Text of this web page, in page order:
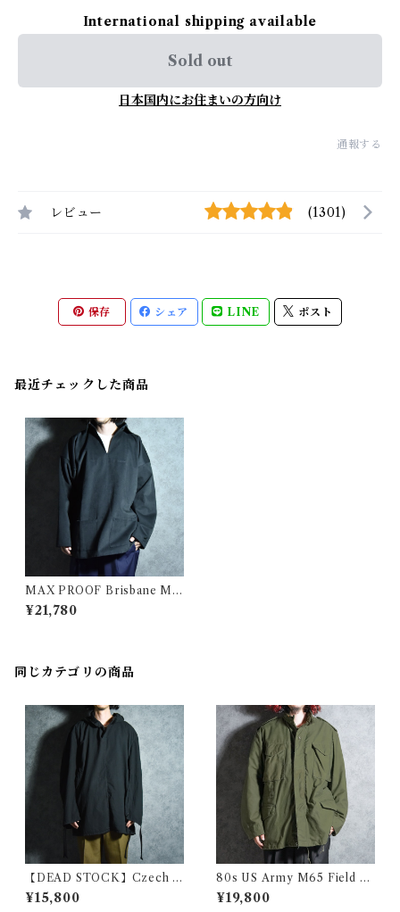
International shipping available
Sold out
日本国内にお住まいの方向け
通報する
レビュー (1301)
保存 シェア LINE ポスト
最近チェックした商品
MAX PROOF Brisbane Mo
ss Mole Skin Smock Shirts
Made in UK Black ブリスベ
¥21,780
同じカテゴリの商品
【DEAD STOCK】Czech A
rmy Cotton Snow Camoufl
age Parka チェコ軍 コットン
¥15,800
80s US Army M65 Field Ja
cket 3rd model アメリカ軍
M65 フィールド ジャケット 1
¥19,800